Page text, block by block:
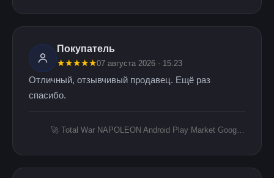
Покупатель
★★★★★07 августа 2026 - 15:23
Отличный, отзывчивый продавец. Ещё раз
спасибо.
🚀 Total War NAPOLEON Android Play Market Google Play ✅